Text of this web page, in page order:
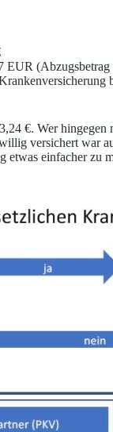
€. Wer
versichert war
einfacher zu